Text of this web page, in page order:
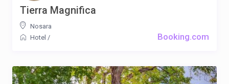
Booking.com
Tierra Magnifica
Nosara
Hotel /